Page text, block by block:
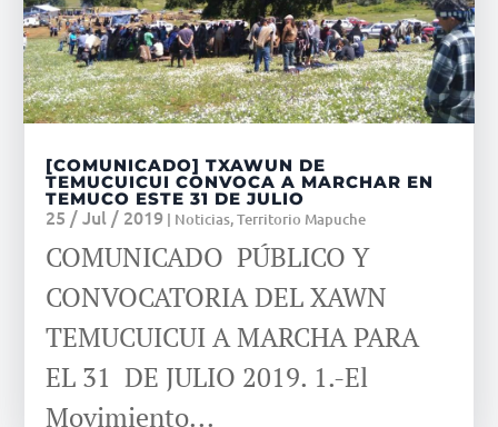
[COMUNICADO] TXAWUN DE
TEMUCUICUI CONVOCA A MARCHAR EN
TEMUCO ESTE 31 DE JULIO
25 / Jul / 2019 | Noticias,Territorio Mapuche
COMUNICADO PÚBLICO Y
CONVOCATORIA DEL XAWN
TEMUCUICUI A MARCHA PARA
EL 31 DE JULIO 2019. 1.-El
Movimiento...